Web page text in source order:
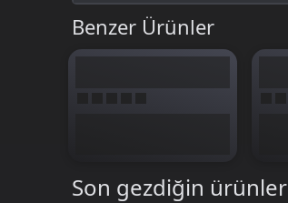
Benzer Ürünler
Son gezdiğin ürünler